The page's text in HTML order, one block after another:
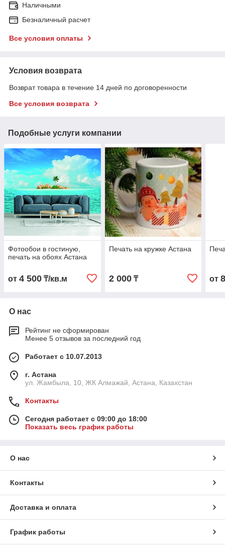
Наличными
Безналичный расчет
Все условия оплаты
Условия возврата
Возврат товара в течение 14 дней по договоренности
Все условия возврата
Подобные услуги компании
Фотообои в гостиную,
печать на обоях Астана
от 4 500 ₸/кв.м
Печать на кружке Астана
2 000₸ от
О нас
Рейтинг не сформирован
Менее 5 отзывов за последний год
Работает с 10.07.2013
г. Астана
ул. Жамбыла, 10, ЖК Алмажай, Астана, Казахстан
Контакты
Сегодня работает с 09:00 до 18:00
Показать весь график работы
О нас
Контакты
Доставка и оплата
График работы